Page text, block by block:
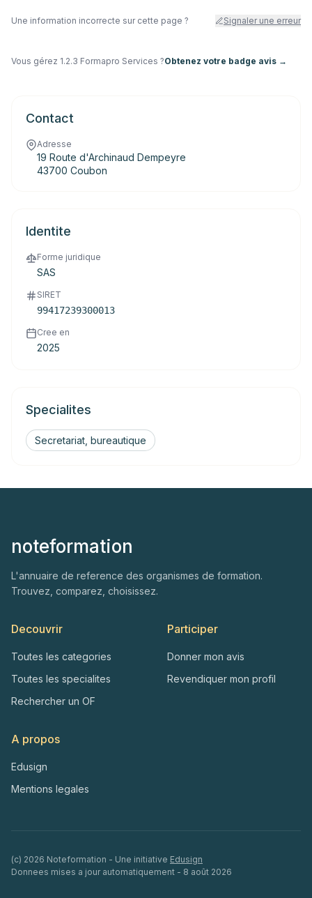
Une information incorrecte sur cette page ? Signaler une erreur
Vous gérez 1.2.3 Formapro Services ?Obtenez votre badge avis →
Contact
Adresse
19 Route d'Archinaud Dempeyre
43700 Coubon
Identite
Forme juridique
SAS
SIRET
99417239300013
Cree en
2025
Specialites
Secretariat, bureautique
noteformation
L'annuaire de reference des organismes de formation.
Trouvez, comparez, choisissez.
Decouvrir
Toutes les categories
Toutes les specialites
Rechercher un OF
Participer
Donner mon avis
Revendiquer mon profil
A propos
Edusign
Mentions legales
(c) 2026 Noteformation - Une initiative Edusign
Donnees mises a jour automatiquement - 8 août 2026